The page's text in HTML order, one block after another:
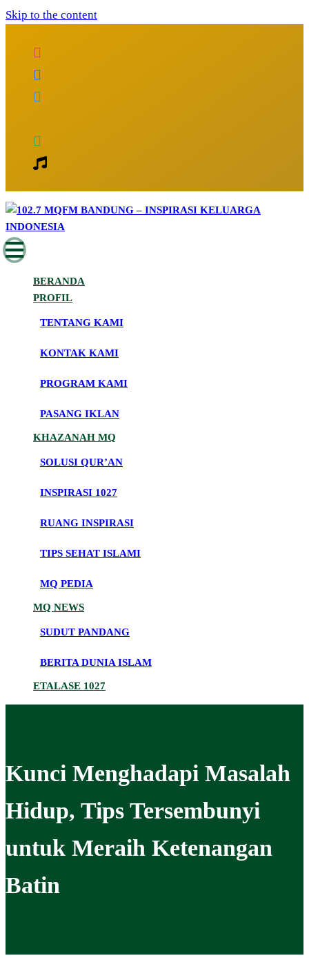
Skip to the content
102.7 MQFM Bandung – Inspirasi
Keluarga Indonesia
Inspirasi Keluarga Indonesia
BERANDA
PROFIL
TENTANG KAMI
KONTAK KAMI
PROGRAM KAMI
PASANG IKLAN
KHAZANAH MQ
SOLUSI QUR’AN
INSPIRASI 1027
RUANG INSPIRASI
TIPS SEHAT ISLAMI
MQ PEDIA
MQ NEWS
SUDUT PANDANG
BERITA DUNIA ISLAM
ETALASE 1027
Kunci Menghadapi Masalah
Hidup, Tips Tersembunyi
untuk Meraih Ketenangan
Batin